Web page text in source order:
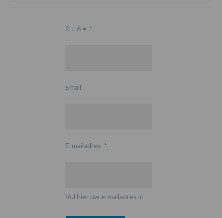
0 + 6 = *
Email
E-mailadres *
Vul hier uw e-mailadres in